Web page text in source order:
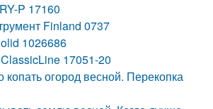
P 17160
Finland 0737
1026686
17051-20
копать огород весной. Перекопка